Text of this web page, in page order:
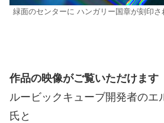
緑面のセンターに ハンガリー国章が刻印さ
作品の映像がご覧いただけます
ルービックキューブ開発者のエ
氏と